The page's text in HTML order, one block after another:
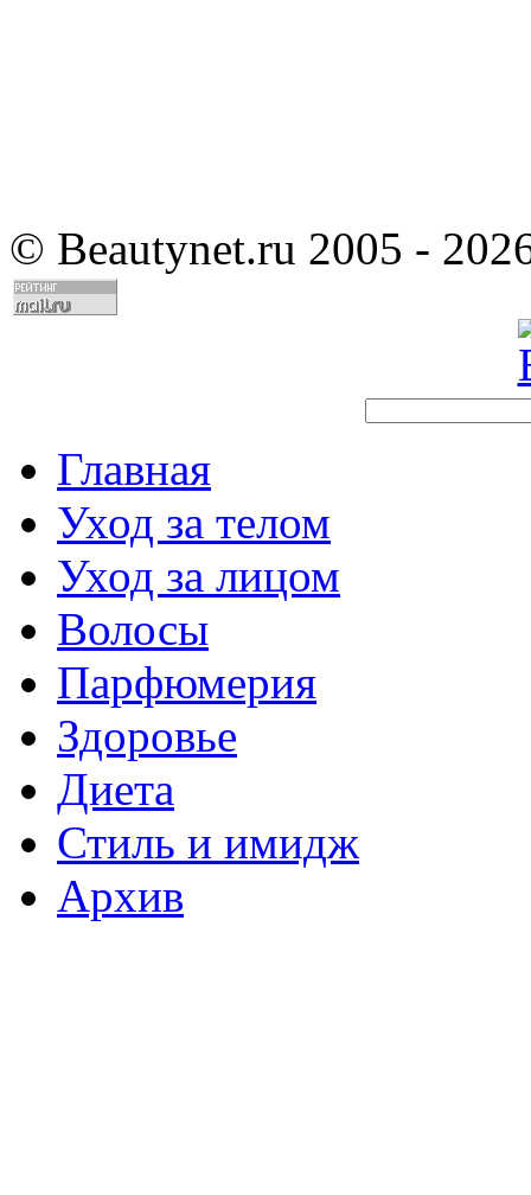
© Beautynet.ru 2005 -
Главная
Уход за телом
Уход за лицом
Волосы
Парфюмерия
Здоровье
Диета
Стиль и имидж
Архив